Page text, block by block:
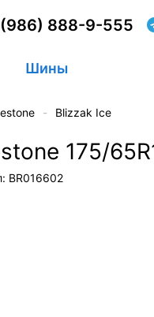
888-9-555
Шины
Blizzak Ice
175/
BR016602